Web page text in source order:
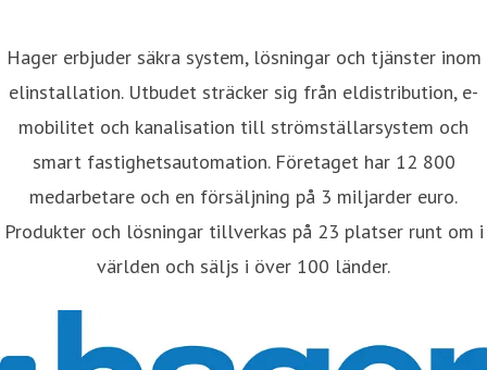
Hager erbjuder säkra system, lösningar och tjänster inom
elinstallation. Utbudet sträcker sig från eldistribution, e-
mobilitet och kanalisation till strömställarsystem och
smart fastighetsautomation. Företaget har 12 800
medarbetare och en försäljning på 3 miljarder euro.
Produkter och lösningar tillverkas på 23 platser runt om i
världen och säljs i över 100 länder.